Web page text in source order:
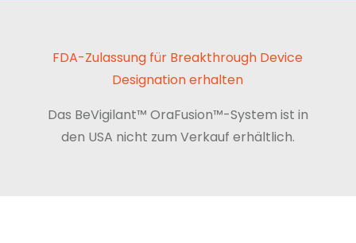
FDA-Zulassung für Breakthrough Device
Designation erhalten
Das BeVigilant™ OraFusion™-System ist in
den USA nicht zum Verkauf erhältlich.